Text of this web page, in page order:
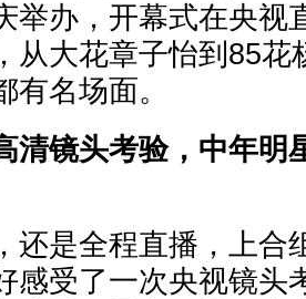
举办，开幕式在央视
从大花章子怡到85花
有名场面。
清镜头考验，中年明
还是全程直播，上合
感受了一次央视镜头